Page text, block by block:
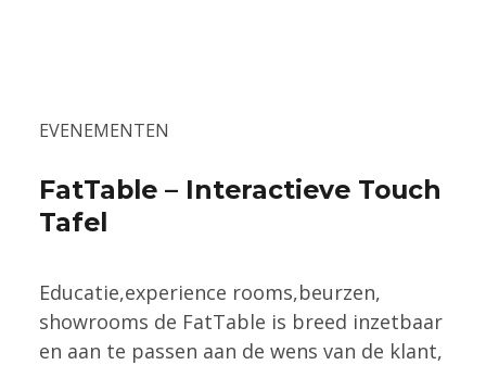
EVENEMENTEN
FatTable – Interactieve Touch
Tafel
Educatie,experience rooms,beurzen,
showrooms de FatTable is breed inzetbaar
en aan te passen aan de wens van de klant,